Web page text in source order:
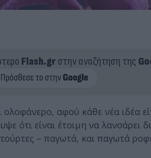
Flash.grστην αναζήτηση της
ολοφάνερο, αφού κάθε νέα ιδέα
ότι είναι έτοιμη να λανσάρει
– παγωτά, και παγωτά